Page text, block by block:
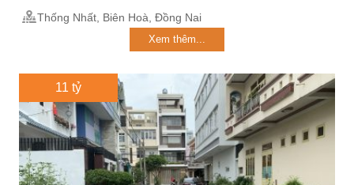
Thống Nhất, Biên Hoà, Đồng Nai
Xem thêm...
11 tỷ